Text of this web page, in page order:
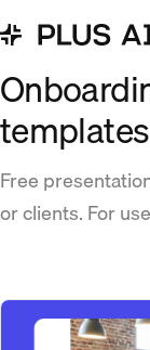
templates
Free
or clients. For